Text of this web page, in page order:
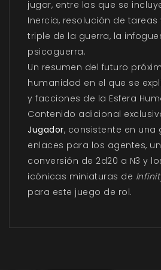
jugar, entre las que se
Inercia, resolución de
triple de la guerra, la
psicoguerra.
Un resumen del futuro
humanidad en el que se
y facciones de la Esfera
Contenido adicional
Jugador, consistente en
enlaces para los agentes,
conversión de 2d20 a N3 y
icónicas miniaturas de
para este juego de rol.